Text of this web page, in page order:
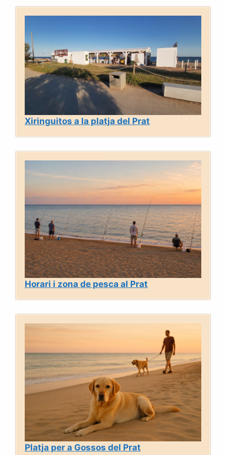
Xiringuitos a la platja del Prat
Horari i zona de pesca al Prat
Platja per a Gossos del Prat